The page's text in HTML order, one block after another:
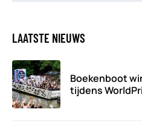
LAATSTE NIEUWS
Boekenboot
tijdens